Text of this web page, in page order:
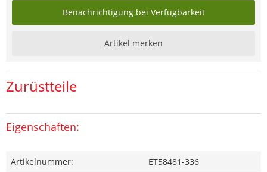
Benachrichtigung bei Verfügbarkeit
Artikel merken
Zurüstteile
Eigenschaften:
Artikelnummer:
ET58481-336